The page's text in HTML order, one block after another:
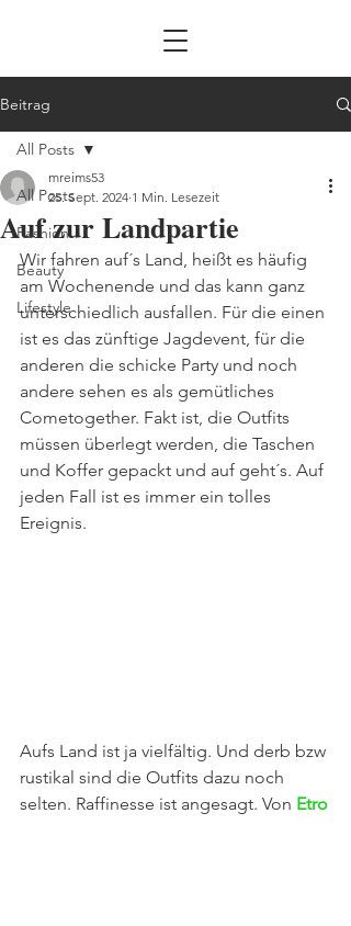
Beitrag
All Posts
Fashion
Beauty
Lifestyle
All Posts
Auf zur Landpartie
mreims53
25. Sept. 2024 1 Min. Lesezeit
Wir fahren auf´s Land, heißt es häufig
am Wochenende und das kann ganz
unterschiedlich ausfallen. Für die einen
ist es das zünftige Jagdevent, für die
anderen die schicke Party und noch
andere sehen es als gemütliches
Cometogether. Fakt ist, die Outfits
müssen überlegt werden, die Taschen
und Koffer gepackt und auf geht´s. Auf
jeden Fall ist es immer ein tolles
Ereignis.
Aufs Land ist ja vielfältig. Und derb bzw
rustikal sind die Outfits dazu noch
selten. Raffinesse ist angesagt. Von Etro